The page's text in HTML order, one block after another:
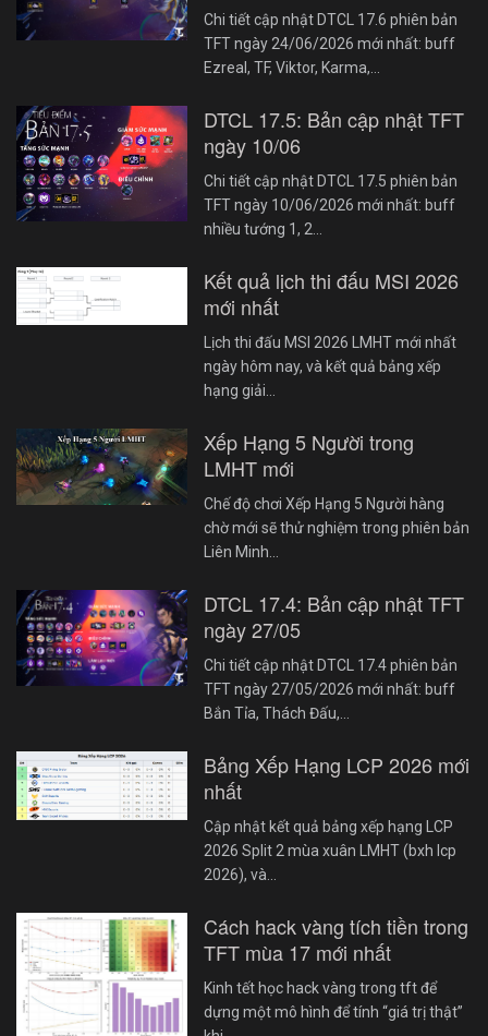
Chi tiết cập nhật DTCL 17.6 phiên bản
TFT ngày 24/06/2026 mới nhất: buff
Ezreal, TF, Viktor, Karma,…
DTCL 17.5: Bản cập nhật TFT
ngày 10/06
Chi tiết cập nhật DTCL 17.5 phiên bản
TFT ngày 10/06/2026 mới nhất: buff
nhiều tướng 1, 2…
Kết quả lịch thi đấu MSI 2026
mới nhất
Lịch thi đấu MSI 2026 LMHT mới nhất
ngày hôm nay, và kết quả bảng xếp
hạng giải…
Xếp Hạng 5 Người trong
LMHT mới
Chế độ chơi Xếp Hạng 5 Người hàng
chờ mới sẽ thử nghiệm trong phiên bản
Liên Minh…
DTCL 17.4: Bản cập nhật TFT
ngày 27/05
Chi tiết cập nhật DTCL 17.4 phiên bản
TFT ngày 27/05/2026 mới nhất: buff
Bắn Tỉa, Thách Đấu,…
Bảng Xếp Hạng LCP 2026 mới
nhất
Cập nhật kết quả bảng xếp hạng LCP
2026 Split 2 mùa xuân LMHT (bxh lcp
2026), và…
Cách hack vàng tích tiền trong
TFT mùa 17 mới nhất
Kinh tết học hack vàng trong tft để
dựng một mô hình để tính “giá trị thật”